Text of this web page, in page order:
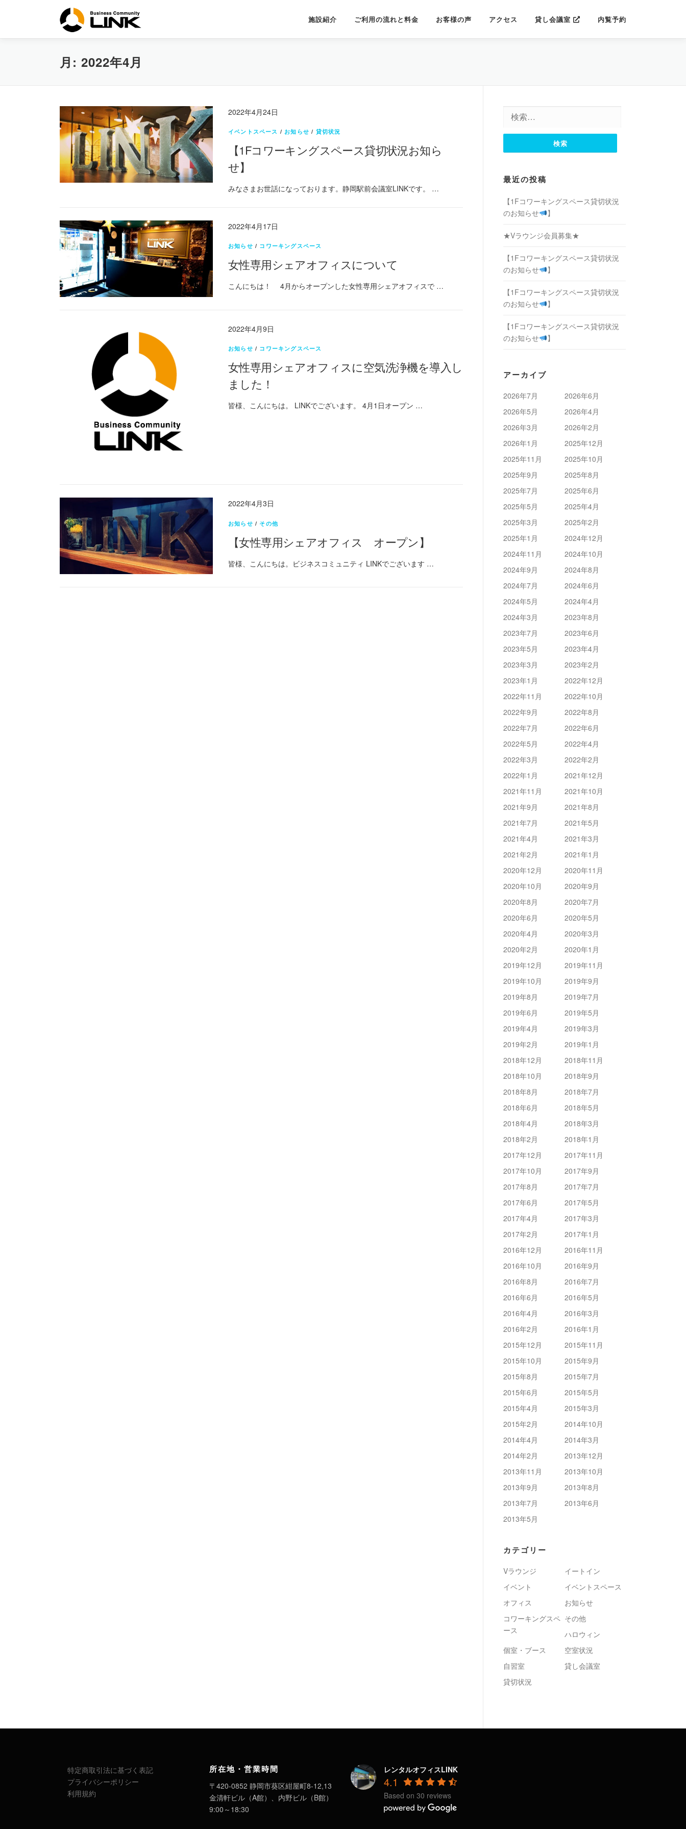
ン
施設紹介 ご利用の流れと料金 お客様の声 アクセス 貸し会議室 内覧予約
月: 2022年4月
2022年4月24日
イベントスペース /お知らせ / 貸切状況
【1Fコワーキングスペース貸切状況お知ら
せ】
みなさまお世話になっております。静岡駅前会議室LINKです。 …
2022年4月17日
お知らせ / コワーキングスペース
女性専用シェアオフィスについて
こんにちは！ 4月からオープンした女性専用シェアオフィスで …
2022年4月9日
お知らせ / コワーキングスペース
女性専用シェアオフィスに空気洗浄機を導入し
ました！
皆様、こんにちは。 LINKでございます。 4月1日オープン …
2022年4月3日
お知らせ / その他
【女性専用シェアオフィス オープン】
皆様、こんにちは。ビジネスコミュニティ LINKでございます …
最近の投稿
【1Fコワーキングスペース貸切状況
のお知らせ
】
★Vラウンジ会員募集★
【1Fコワーキングスペース貸切状況
のお知らせ
】
【1Fコワーキングスペース貸切状況
のお知らせ
】
【1Fコワーキングスペース貸切状況
のお知らせ
】
アーカイブ
2026年7月
2026年6月
2026年5月
2026年4月
2026年3月
2026年2月
2026年1月
2025年12月
2025年11月
2025年10月
2025年9月
2025年8月
2025年7月
2025年6月
2025年5月
2025年4月
2025年3月
2025年2月
2025年1月
2024年12月
2024年11月
2024年10月
2024年9月
2024年8月
2024年7月
2024年6月
2024年5月
2024年4月
2024年3月
2023年8月
2023年7月
2023年6月
2023年5月
2023年4月
2023年3月
2023年2月
2023年1月
2022年12月
2022年11月
2022年10月
2022年9月
2022年8月
2022年7月
2022年6月
2022年5月
2022年4月
2022年3月
2022年2月
2022年1月
2021年12月
2021年11月
2021年10月
2021年9月
2021年8月
2021年7月
2021年5月
2021年4月
2021年3月
2021年2月
2021年1月
2020年12月
2020年11月
2020年10月
2020年9月
2020年8月
2020年7月
2020年6月
2020年5月
2020年4月
2020年3月
2020年2月
2020年1月
2019年12月
2019年11月
2019年10月
2019年9月
2019年8月
2019年7月
2019年6月
2019年5月
2019年4月
2019年3月
2019年2月
2019年1月
2018年12月
2018年11月
2018年10月
2018年9月
2018年8月
2018年7月
2018年6月
2018年5月
2018年4月
2018年3月
2018年2月
2018年1月
2017年12月
2017年11月
2017年10月
2017年9月
2017年8月
2017年7月
2017年6月
2017年5月
2017年4月
2017年3月
2017年2月
2017年1月
2016年12月
2016年11月
2016年10月
2016年9月
2016年8月
2016年7月
2016年6月
2016年5月
2016年4月
2016年3月
2016年2月
2016年1月
2015年12月
2015年11月
2015年10月
2015年9月
2015年8月
2015年7月
2015年6月
2015年5月
2015年4月
2015年3月
2015年2月
2014年10月
2014年4月
2014年3月
2014年2月
2013年12月
2013年11月
2013年10月
2013年9月
2013年8月
2013年7月
2013年6月
2013年5月
カテゴリー
Vラウンジ
イートイン
イベント
イベントスペース
オフィス
お知らせ
コワーキングスペ
ース
その他
ハロウィン
個室・ブース
空室状況
自習室
貸し会議室
貸切状況
特定商取引法に基づく表記
プライバシーポリシー
利用規約
所在地・営業時間
〒420-0852 静岡市葵区紺屋町8-12,13
金清軒ビル（A館）、内野ビル（B館）
9:00～18:30
レンタルオフィスLINK
4.1
Based on 30 reviews